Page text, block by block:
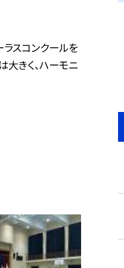
スコンクールを
大きく、ハーモニ